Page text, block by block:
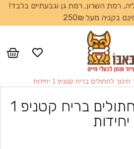
רמת השרון, רמת גן וגבעתיים בלבד!
בקניה מעל 250₪
לחתולים בריח קטניפ 1 יחידות
כדור חיכוך לחתולים בריח קטניפ 1
יחידות